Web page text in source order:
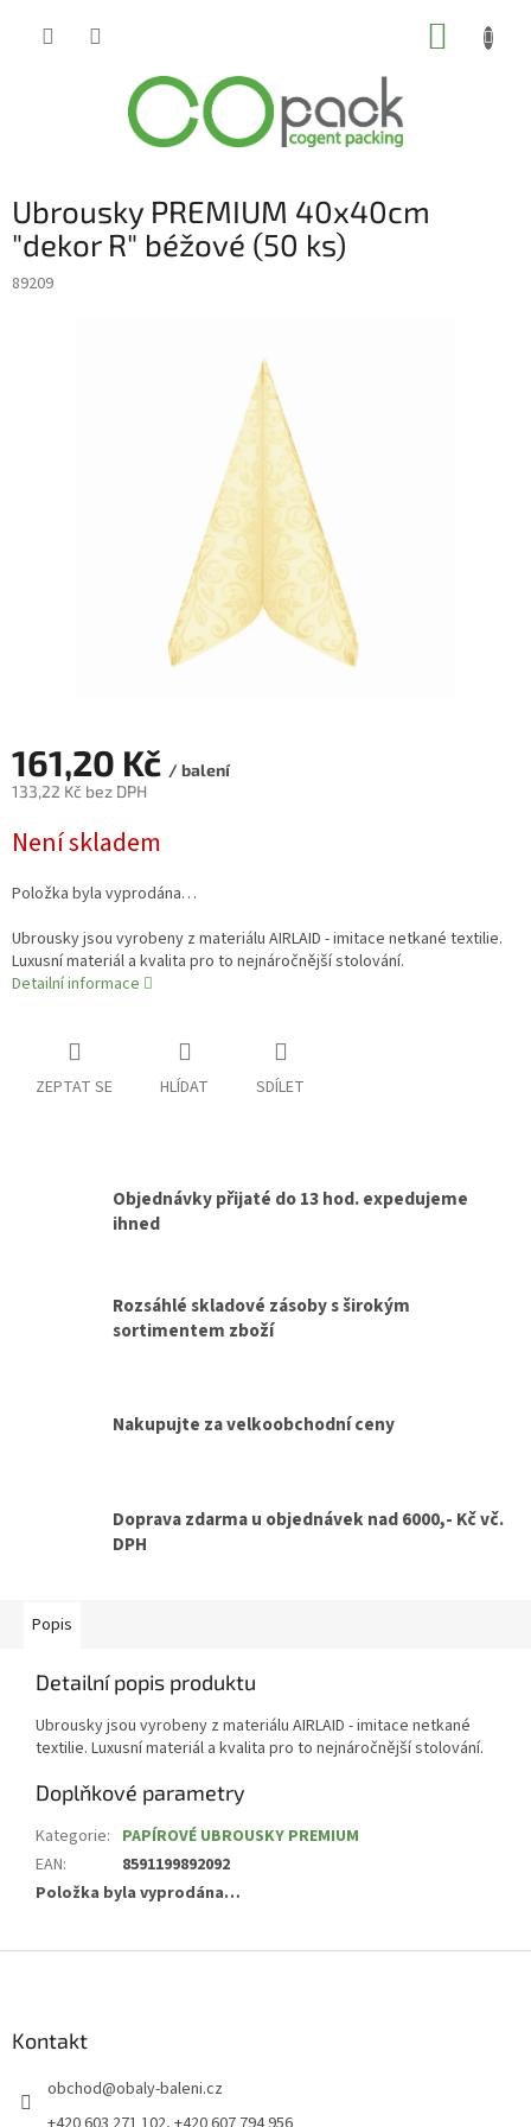
Ubrousky PREMIUM 40x40cm
"dekor R" béžové (50 ks)
89209
161,20 Kč / balení
133,22 Kč bez DPH
cena:
Není skladem
Položka byla vyprodána…
Ubrousky jsou vyrobeny z materiálu AIRLAID - imitace netkané textilie.
Luxusní materiál a kvalita pro to nejnáročnější stolování.
Detailní informace
ZEPTAT SE HLÍDAT SDÍLET
Objednávky přijaté do 13 hod. expedujeme
ihned
Rozsáhlé skladové zásoby s širokým
sortimentem zboží
Nakupujte za velkoobchodní ceny
Doprava zdarma u objednávek nad 6000,- Kč vč.
DPH
Popis
Detailní popis produktu
Ubrousky jsou vyrobeny z materiálu AIRLAID - imitace netkané
textilie. Luxusní materiál a kvalita pro to nejnáročnější stolování.
Doplňkové parametry
Kategorie: PAPÍROVÉ UBROUSKY PREMIUM
EAN:
8591199892092
Položka byla vyprodána…
Kontakt
obchod@obaly-baleni.cz